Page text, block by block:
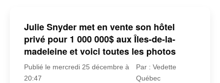
Julie Snyder met en vente son hôtel
privé pour 1 000 000$ aux Îles-de-la-
madeleine et voici toutes les photos
Publié le mercredi 25 décembre à
20:47
Par : Vedette
Québec